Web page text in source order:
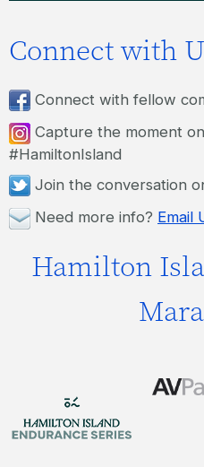
Connect with
Connect with fellow
Capture the moment on
#HamiltonIsland
Join the conversation
Need more info? Email
Hamilton